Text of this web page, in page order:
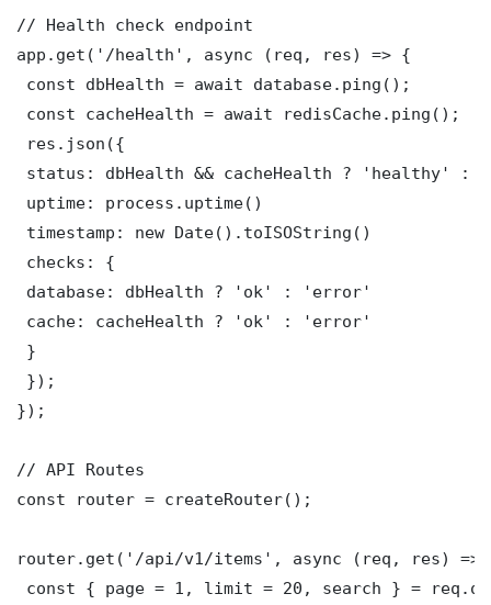
// Health check endpoint
app.get('/health', async (req, res) => {
const dbHealth = await database.ping();
const cacheHealth = await redisCache.ping();
res.json({
status: dbHealth && cacheHealth ? 'healthy' :
uptime: process.uptime()
timestamp: new Date().toISOString()
checks: {
database: dbHealth ? 'ok' : 'error'
cache: cacheHealth ? 'ok' : 'error'
}
});
});
// API Routes
const router = createRouter();
router.get('/api/v1/items', async (req, res) =>
const { page = 1, limit = 20, search } =